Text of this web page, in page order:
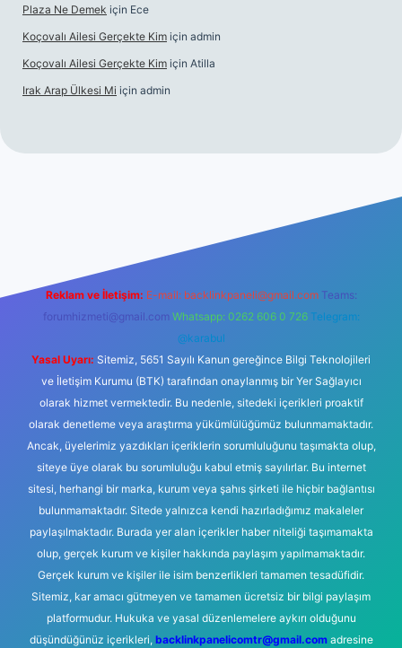
Plaza Ne Demek için Ece
Koçovalı Ailesi Gerçekte Kim için admin
Koçovalı Ailesi Gerçekte Kim için Atilla
Irak Arap Ülkesi Mi için admin
Reklam ve İletişim: E-mail: backlinkpaneli@gmail.com Teams:
forumhizmeti@gmail.com Whatsapp: 0262 606 0 726 Telegram:
@karabul
Yasal Uyarı: Sitemiz, 5651 Sayılı Kanun gereğince Bilgi Teknolojileri
ve İletişim Kurumu (BTK) tarafından onaylanmış bir Yer Sağlayıcı
olarak hizmet vermektedir. Bu nedenle, sitedeki içerikleri proaktif
olarak denetleme veya araştırma yükümlülüğümüz bulunmamaktadır.
Ancak, üyelerimiz yazdıkları içeriklerin sorumluluğunu taşımakta olup,
siteye üye olarak bu sorumluluğu kabul etmiş sayılırlar. Bu internet
sitesi, herhangi bir marka, kurum veya şahıs şirketi ile hiçbir bağlantısı
bulunmamaktadır. Sitede yalnızca kendi hazırladığımız makaleler
paylaşılmaktadır. Burada yer alan içerikler haber niteliği taşımamakta
olup, gerçek kurum ve kişiler hakkında paylaşım yapılmamaktadır.
Gerçek kurum ve kişiler ile isim benzerlikleri tamamen tesadüfidir.
Sitemiz, kar amacı gütmeyen ve tamamen ücretsiz bir bilgi paylaşım
platformudur. Hukuka ve yasal düzenlemelere aykırı olduğunu
düşündüğünüz içerikleri, backlinkpanelicomtr@gmail.comadresine